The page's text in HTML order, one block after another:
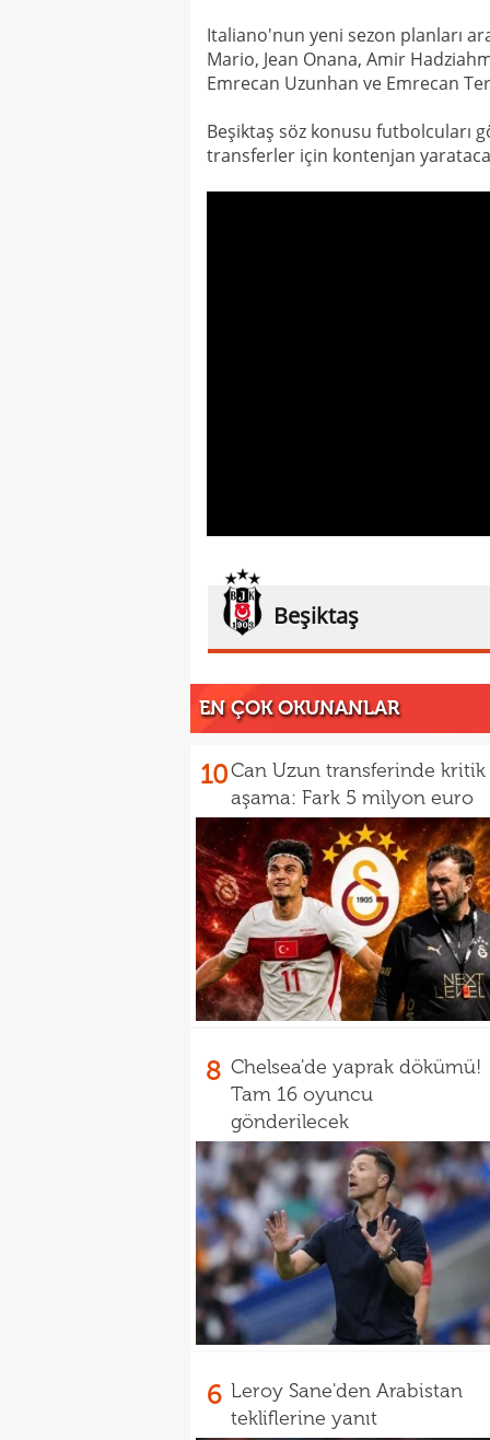
Italiano'nun yeni sezon planları
Mario, Jean Onana, Amir
Emrecan Uzunhan ve Emrecan
Beşiktaş söz konusu futbolcuları
transferler için kontenjan
Beşiktaş
EN ÇOK OKUNANLAR
10Can Uzun transferinde kritik
aşama: Fark 5 milyon euro
8 Chelsea'de yaprak dökümü!
Tam 16 oyuncu
gönderilecek
6 Leroy Sane'den Arabistan
tekliflerine yanıt